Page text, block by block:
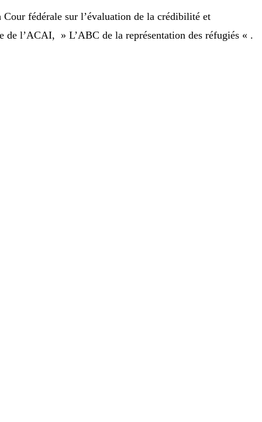
fédérale sur l’évaluation de la crédibilité et
de l’ACAI, » L’ABC de la représentation des réfugiés « .